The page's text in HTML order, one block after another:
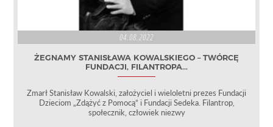
04.08.2022
ŻEGNAMY STANISŁAWA KOWALSKIEGO – TWÓRCĘ
FUNDACJI, FILANTROPA...
Zmarł Stanisław Kowalski, założyciel i wieloletni prezes Fundacji
Dzieciom „Zdążyć z Pomocą” i Fundacji Sedeka. Filantrop,
społecznik, człowiek niezwy